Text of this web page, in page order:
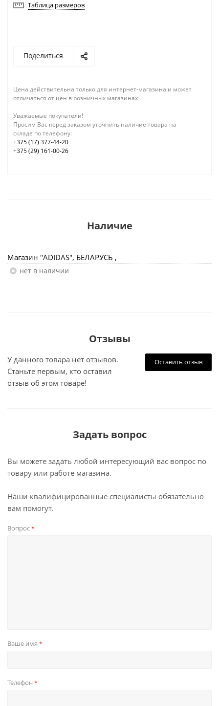
Таблица размеров
Поделиться
Цена действительна только для интернет-магазина и может
отличаться от цен в розничных магазинах
Уважаемые покупатели!
Просим Вас перед заказом уточнить наличие товара на
складе по телефону:
+375 (17) 377-44-20
+375 (29) 161-00-26
Наличие
Магазин "ADIDAS", БЕЛАРУСЬ ,
Нет в наличии
Отзывы
Оставить отзыв
У данного товара нет отзывов.
Станьте первым, кто оставил
отзыв об этом товаре!
Задать вопрос
Вы можете задать любой интересующий вас вопрос по
товару или работе магазина.
Наши квалифицированные специалисты обязательно
вам помогут.
Вопрос*
Ваше имя *
Телефон *